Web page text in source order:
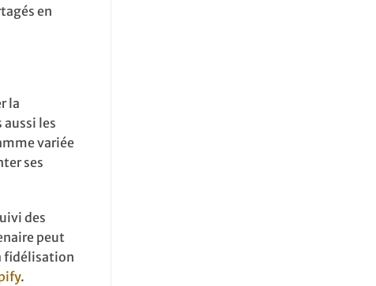
en
la
aussi les
variée
ses
des
peut
fidélisation
.